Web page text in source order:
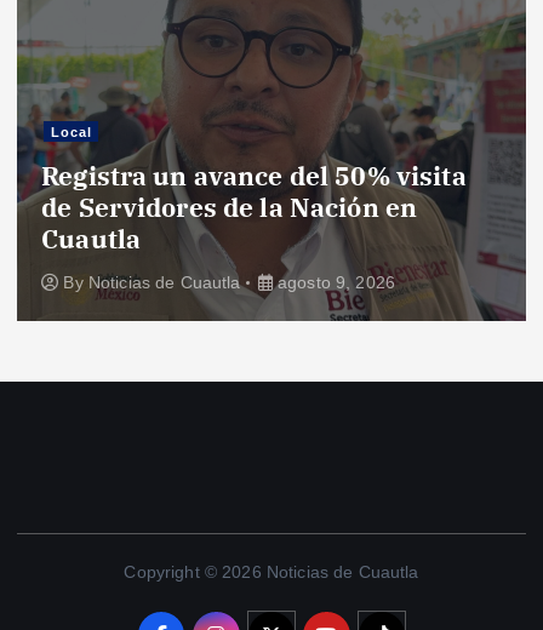
Local
Registra un avance del 50% visita
de Servidores de la Nación en
Cuautla
By Noticias de Cuautla agosto 9, 2026
Copyright © 2026 Noticias de Cuautla